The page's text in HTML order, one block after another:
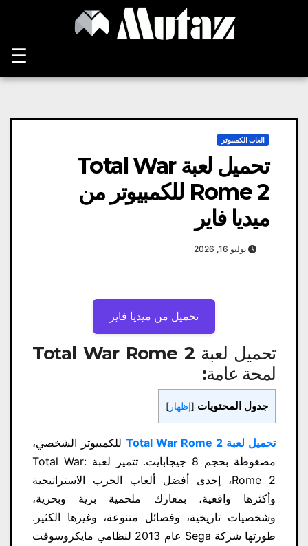
☰
العاب الكمبيوتر
تحميل لعبة Total War
Rome 2 للكمبيوتر من
ميديا فاير
يوليو 16, 2026
تحميل من ميديا ​​فاير
تحميل لعبة Total War Rome 2
لمحة عامة:
جدول المحتويات [إظهار ]
تحميل لعبة Total War Rome 2
للكمبيوتر الشخصي،
مضغوطة بحجم 8 جيجابايت. تتميز لعبة Total War:
Rome 2، إحدى أفضل ألعاب الحرب الاستراتيجية
وأكثرها واقعية، بمعارك ملحمية برية وبحرية،
وشخصيات تاريخية، وفصائل متنوعة، وغيرها الكثير.
طورتها شركة Sega عام 2013 لنظامي مايكروسوفت